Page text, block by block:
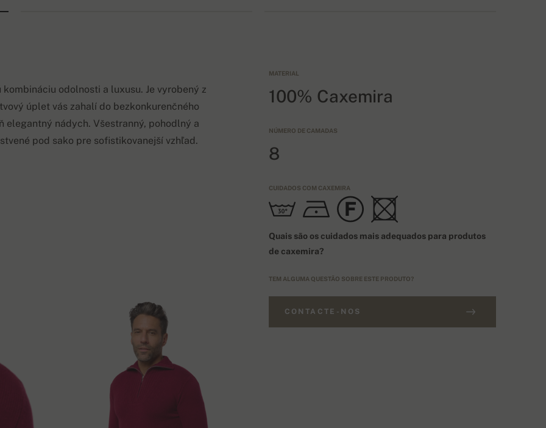
odolnosti a luxusu. Je vyrobený z
úplet vás zahalí do bezkonkurenčného
elegantný nádych. Všestranný, pohodlný a
pod sako pre sofistikovanejší vzhľad.
MATERIAL
100% Caxemira
NÚMERO DE CAMADAS
8
CUIDADOS COM CAXEMIRA
Quais são os cuidados mais adequados para produtos
de caxemira?
TEM ALGUMA QUESTÃO SOBRE ESTE PRODUTO?
CONTACTE-NOS